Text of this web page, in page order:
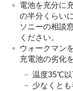
電池を充分に
の半分くらい
ソニーの相談
ください。
ウォークマン
充電池の劣化
温度35℃以
少なくと